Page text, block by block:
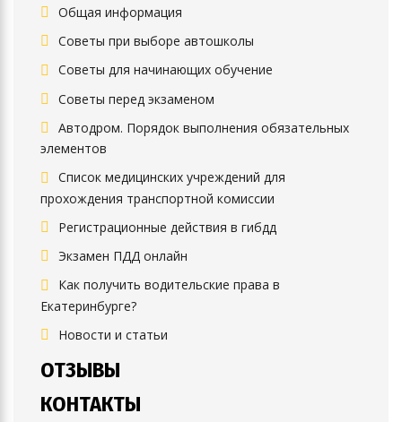
Общая информация
Советы при выборе автошколы
Советы для начинающих обучение
Советы перед экзаменом
Автодром. Порядок выполнения обязательных
элементов
Список медицинских учреждений для
прохождения транспортной комиссии
Регистрационные действия в гибдд
Экзамен ПДД онлайн
Как получить водительские права в
Екатеринбурге?
Новости и статьи
ОТЗЫВЫ
КОНТАКТЫ